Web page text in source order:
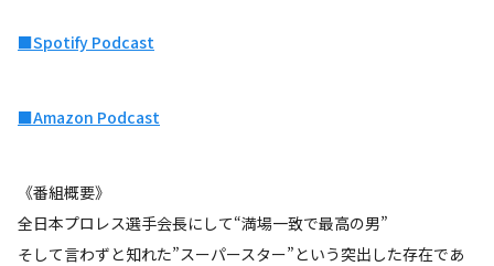
■Spotify Podcast
■Amazon Podcast
《番組概要》
全日本プロレス選手会長にして“満場一致で最高の男”
そして言わずと知れた”スーパースター”という突出した存在であ